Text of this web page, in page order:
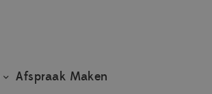
Afspraak Maken